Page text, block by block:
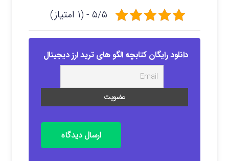
۵/۵ - (۱ امتیاز)
دانلود رایگان کتابچه الگو های ترید ارز دیجیتال
ارسال دیدگاه